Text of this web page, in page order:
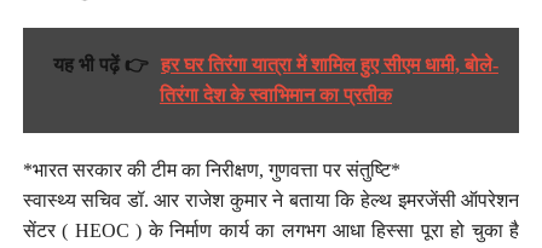
यह भी पढ़ें 👉 हर घर तिरंगा यात्रा में शामिल हुए सीएम धामी, बोले-
तिरंगा देश के स्वाभिमान का प्रतीक
*भारत सरकार की टीम का निरीक्षण, गुणवत्ता पर संतुष्टि*
स्वास्थ्य सचिव डॉ. आर राजेश कुमार ने बताया कि हेल्थ इमरजेंसी ऑपरेशन
सेंटर ( HEOC ) के निर्माण कार्य का लगभग आधा हिस्सा पूरा हो चुका है